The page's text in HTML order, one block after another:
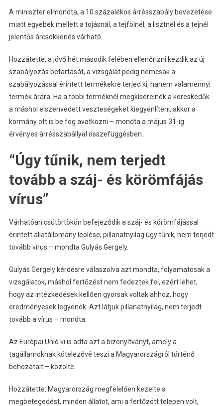
A miniszter elmondta, a 10 százalékos árrésszabály bevezetése
miatt egyebek mellett a tojásnál, a tejfölnél, a lisztnél és a tejnél
jelentős árcsökkenés várható.
Hozzátette, a jövő hét második felében ellenőrizni kezdik az új
szabályozás betartását, a vizsgálat pedig nemcsak a
szabályozással érintett termékekre terjed ki, hanem valamennyi
termék árára. Ha a többi terméknél megkísérelnék a kereskedők
a máshol elszenvedett veszteségeket kiegyenlíteni, akkor a
kormány ott is be fog avatkozni – mondta a május 31-ig
érvényes árrésszabállyal összefüggésben.
“Úgy tűnik, nem terjedt
tovább a száj- és körömfájás
vírus”
Várhatóan csütörtökön befejeződik a száj- és körömfájással
érintett állatállomány leölése; pillanatnyilag úgy tűnik, nem terjedt
tovább vírus – mondta Gulyás Gergely.
Gulyás Gergely kérdésre válaszolva azt mondta, folyamatosak a
vizsgálatok, máshol fertőzést nem fedeztek fel, ezért lehet,
hogy az intézkedések kellően gyorsak voltak ahhoz, hogy
eredményesek legyenek. Azt látjuk pillanatnyilag, nem terjedt
tovább a vírus – mondta.
Az Európai Unió ki is adta azt a bizonyítványt, amely a
tagállamoknak kötelezővé teszi a Magyarországról történő
behozatalt – közölte.
Hozzátette: Magyarország megfelelően kezelte a
megbetegedést, minden állatot, ami a fertőzött telepen volt,